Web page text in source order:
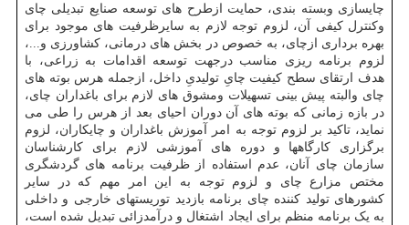
چایسازی وبسته بندی، حمایت ازطرح های توسعه صنایع تبدیلی چای
وکنترل کیفی آن، لزوم توجه لازم به سایرظرفیت های موجود برای
بهره برداری ازچای، به خصوص در بخش های درمانی، کشاورزی و...،
لزوم برنامه ریزی مناسب درجهت توسعه اقدامات به زراعی، با
هدف ارتقای سطح کیفیت چایِ تولیدیِ داخل، ازجمله هرس بوته های
چای والبته پیش بینی تسهیلات ومشوق های لازم برای باغداران چای،
در بازه زمانی که بوته های آن دوران احیای بعد از هرس را طی می
نماید، تاکید بر لزوم توجه به امر آموزش باغداران و چایکاران، لزوم
برگزاری کارگاهها و دوره های آموزشی لازم برای کارشناسان
سازمان چای آنان، عدم استفاده از ظرفیت برنامه های گردشگری
مختص مزارع چای و لزوم توجه به این امر مهم که در سایر
کشورهای تولید کننده چای برنامه بازدید توریستهای خارجی و داخلی
به یک برنامه منظم برای ایجاد اشتغال و درآمدزائی تبدیل شده است،